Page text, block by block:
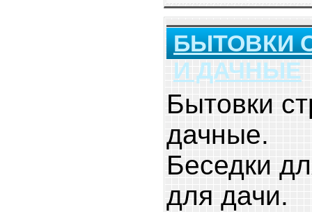
БЫТОВКИ
И ДАЧНЫЕ
Бытовки
дачные.
Беседки
для дачи.